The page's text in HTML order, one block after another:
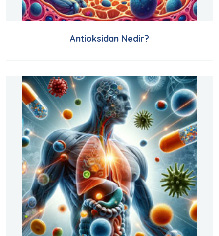
Antioksidan Nedir?